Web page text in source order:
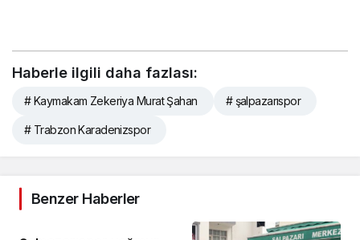
Haberle ilgili daha fazlası:
# Kaymakam Zekeriya Murat Şahan # şalpazarıspor
# Trabzon Karadenizspor
Benzer Haberler